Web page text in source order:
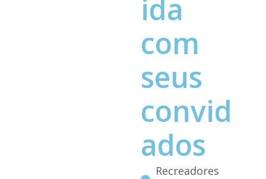
ida
com
seus
convid
ados
Recreadores